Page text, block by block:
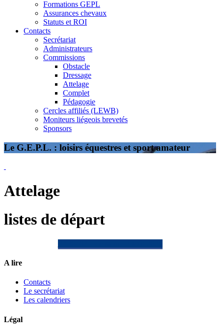
Formations GEPL
Assurances chevaux
Statuts et ROI
Contacts
Secrétariat
Administrateurs
Commissions
Obstacle
Dressage
Attelage
Complet
Pédagogie
Cercles affiliés (LEWB)
Moniteurs liégeois brevetés
Sponsors
Le G.E.P.L. : loisirs équestres et sport amateur
Attelage
listes de départ
A lire
Contacts
Le secrétariat
Les calendriers
Légal